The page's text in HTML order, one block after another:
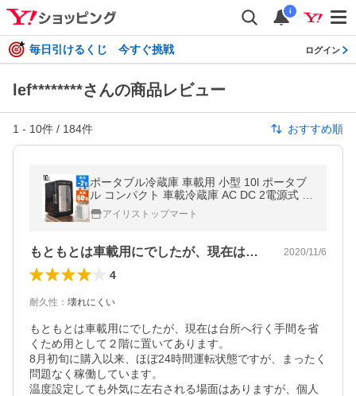
i
毎日引けるくじ 今すぐ挑戦 ログイン
lef********さんの商品レビュー
1 - 10件 / 184件 おすすめ順
ポータブル冷蔵庫 車載用 小型 10l ポータブ
ル コンパクト 車載冷蔵庫 AC DC 2電源式 車
載 アウトドア キャンプ ポータブル 冷蔵庫
キャンピングカー トラック
アイリストップマート
もともとは車載用にでしたが、現在は台所… 2020/11/6
4
耐久性 ： 壊れにくい
もともとは車載用にでしたが、現在は台所へ行く手間を省
くため用として２階に置いてあります。
8月初旬に購入以来、ほぼ24時間運転状態ですが、まったく
問題なく稼働しています。
温度設定しても外気に左右される場面はありますが、個人